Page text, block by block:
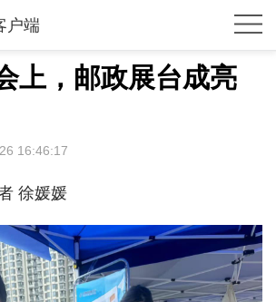
户端
上，邮政展台成亮
16:46:17
徐媛媛